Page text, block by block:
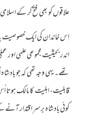
علاقوں کو بھی فتح کر کے
اِس خاندان کی ایک
اندر بحیثیت مجموعی علمی اور
تھے۔ یہی وجہ تھی کہ جو
قابلیت، اہلیت کا مالک ہوتا
کوئی بادشاہ برسرِ اقتدار آنے